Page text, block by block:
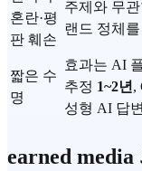
혼란·평
판 훼손
주제와 무
랜드 정체
짧은 수
명
효과는 AI
추정 1~2년,
성형 AI 답
earned media